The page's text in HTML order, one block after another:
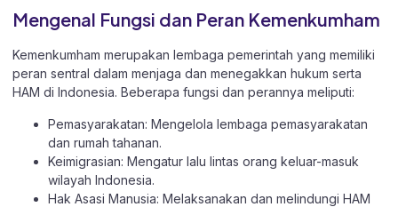
Mengenal Fungsi dan Peran Kemenkumham
Kemenkumham merupakan lembaga pemerintah yang memiliki
peran sentral dalam menjaga dan menegakkan hukum serta
HAM di Indonesia. Beberapa fungsi dan perannya meliputi:
Pemasyarakatan: Mengelola lembaga pemasyarakatan
dan rumah tahanan.
Keimigrasian: Mengatur lalu lintas orang keluar-masuk
wilayah Indonesia.
Hak Asasi Manusia: Melaksanakan dan melindungi HAM